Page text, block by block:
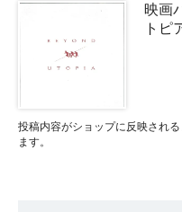
映画
トピ
投稿内容がショップに反映され
ます。